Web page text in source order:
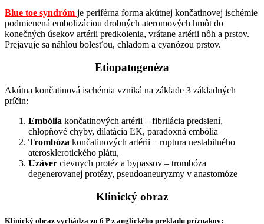
Blue toe syndróm je periférna forma akútnej končatinovej ischémie
podmienená embolizáciou drobných ateromových hmôt do
konečných úsekov artérii predkolenia, vrátane artérii nôh a prstov.
Prejavuje sa náhlou bolesťou, chladom a cyanózou prstov.
Etiopatogenéza
Akútna končatinová ischémia vzniká na základe 3 základných
príčin:
Embólia končatinových artérii – fibrilácia predsiení,
chlopňové chyby, dilatácia ĽK, paradoxná embólia
Trombóza končatinových artérii – ruptura nestabilného
aterosklerotického plátu,
Uzáver cievnych protéz a bypassov – trombóza
degenerovanej protézy, pseudoaneuryzmy v anastomóze
Klinický obraz
Klinický obraz vychádza zo 6 P z anglického prekladu príznakov: